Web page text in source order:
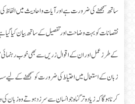
ساتھ سمجھنے کی ضرورت ہے اور آیات واحادیث میں الفاظ کی
نقصانات کو بہت وضاحت اور تفصیل کے ساتھ بیان کیا گیا
کے طرز عمل اور ان کے اقوال زریں سے بھی خوب رہنمائی
زبان کے استعمال میں احتیاط کی ضرورت کو سمجھنے کے
کرنا ہوگا کہ زیادہ تر گناہ جو انسان سے سرزد ہوتے وہ